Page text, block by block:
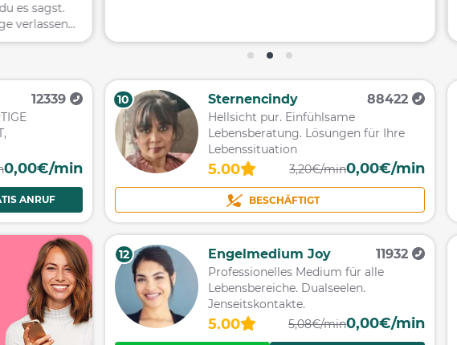
es sagst.
verlassen
gedrückt
12339
0,00€/min
ANRUF
10 Sternencindy 88422
Hellsicht pur. Einfühlsame
Lebensberatung. Lösungen für Ihre
Lebenssituation
5.00 3,20€/min0,00€/min
BESCHÄFTIGT
12 Engelmedium Joy 11932
Professionelles Medium für alle
Lebensbereiche. Dualseelen.
Jenseitskontakte.
5.00 5,08€/min0,00€/min